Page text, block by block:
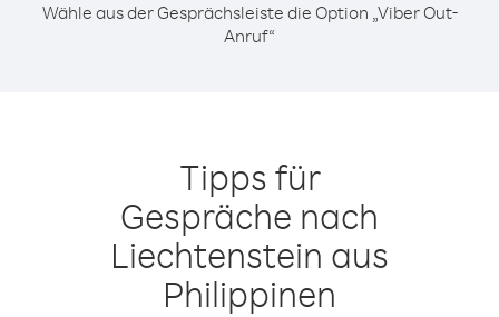
Wähle aus der Gesprächsleiste die Option „Viber Out-
Anruf“
Tipps für
Gespräche nach
Liechtenstein aus
Philippinen